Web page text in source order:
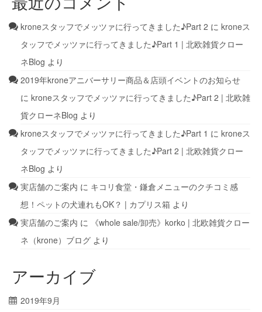
kroneスタッフでメッツァに行ってきました♪Part 2 に kroneス
タッフでメッツァに行ってきました♪Part 1 | 北欧雑貨クロー
ネBlog より
2019年kroneアニバーサリー商品＆店頭イベントのお知らせ
に kroneスタッフでメッツァに行ってきました♪Part 2 | 北欧雑
貨クローネBlog より
kroneスタッフでメッツァに行ってきました♪Part 1 に kroneス
タッフでメッツァに行ってきました♪Part 2 | 北欧雑貨クロー
ネBlog より
実店舗のご案内 に キコリ食堂・鎌倉メニューのクチコミ感
想！ペットの犬連れもOK？ | カプリス箱 より
実店舗のご案内 に
《whole sale/卸売》korko | 北欧雑貨クロー
ネ（krone）ブログ より
アーカイブ
2019年9月